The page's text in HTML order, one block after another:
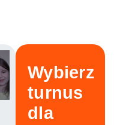
Wybierz
turnus
dla